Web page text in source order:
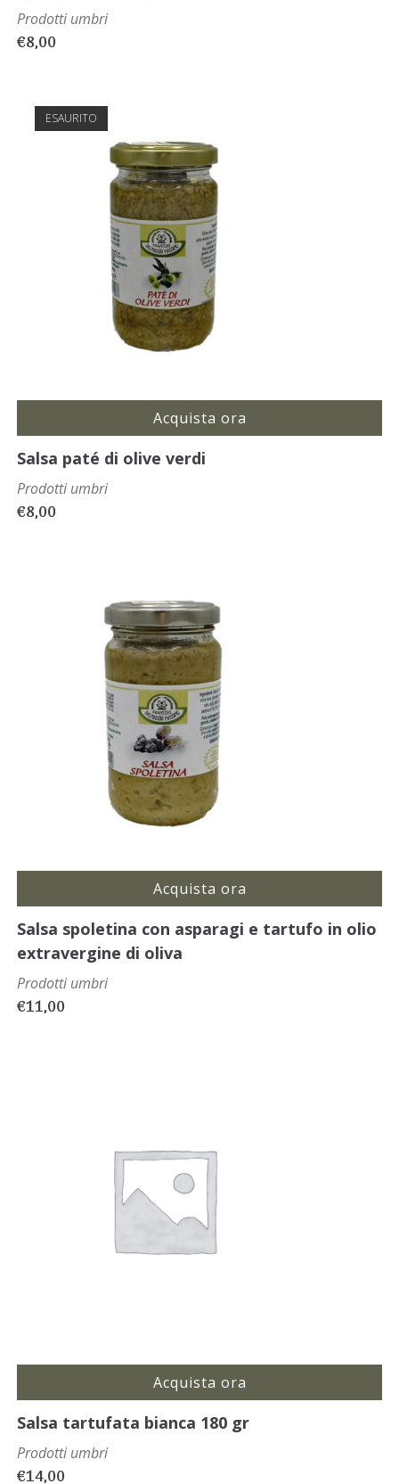
Prodotti umbri
€8,00
ESAURITO
Acquista ora
Salsa paté di olive verdi
Prodotti umbri
€8,00
Acquista ora
Salsa spoletina con asparagi e tartufo in olio
extravergine di oliva
Prodotti umbri
€11,00
Acquista ora
Salsa tartufata bianca 180 gr
Prodotti umbri
€14,00